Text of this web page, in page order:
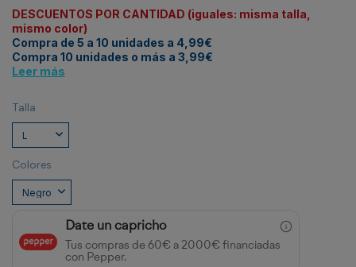
DESCUENTOS POR CANTIDAD (iguales: misma talla,
mismo color)
Compra de 5 a 10 unidades a 4,99€
Compra 10 unidades o más a 3,99€
Leer más
Talla
Colores
Date un capricho
Tus compras de 60€ a 2000€ financiadas
con Pepper.